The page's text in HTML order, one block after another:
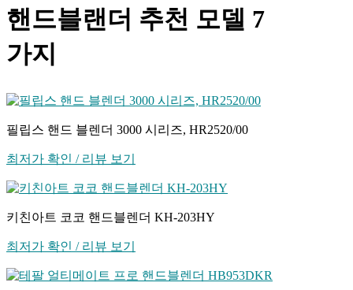
핸드블랜더 추천 모델 7
가지
필립스 핸드 블렌더 3000 시리즈, HR2520/00
최저가 확인 / 리뷰 보기
키친아트 코코 핸드블렌더 KH-203HY
최저가 확인 / 리뷰 보기